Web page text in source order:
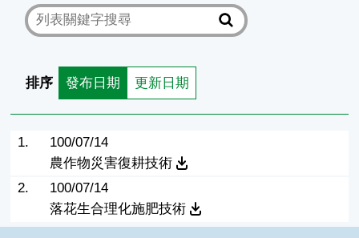
排序 發布日期 更新日期
1.
100/07/14
農作物災害復耕技術
2.
100/07/14
落花生合理化施肥技術